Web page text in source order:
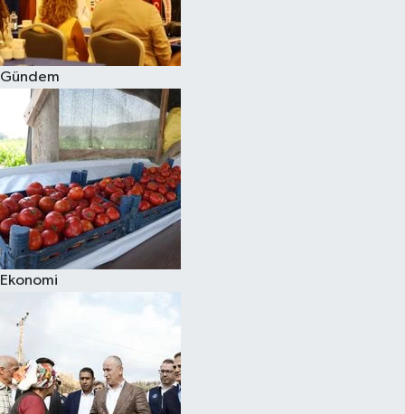
Gündem
Ekonomi
Spor
Burç Yorumları
Çocuk
Eğitim
Hava Durumu
Kadın
Kültür Sanat
Sağlık